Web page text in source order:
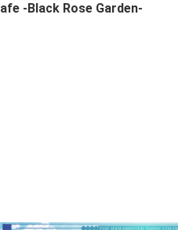
afe -Black Rose Garden-